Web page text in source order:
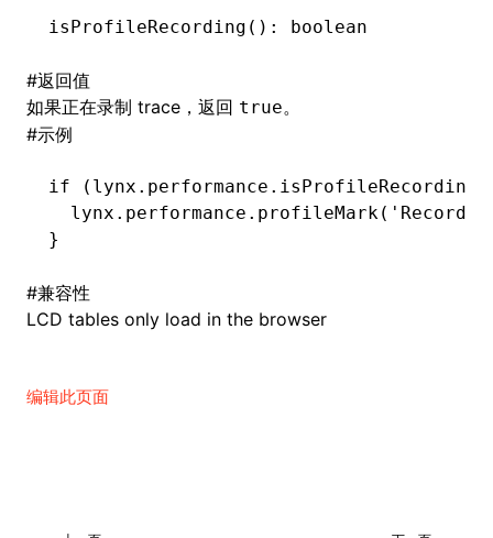
isProfileRecording (): boolean
#返回值
如果正在录制 trace，返回 true。
#示例
if ( lynx . performance .isProfileRecording
  lynx
. performance .profileMark(
}
#兼容性
LCD tables only load in the browser
编辑此页面